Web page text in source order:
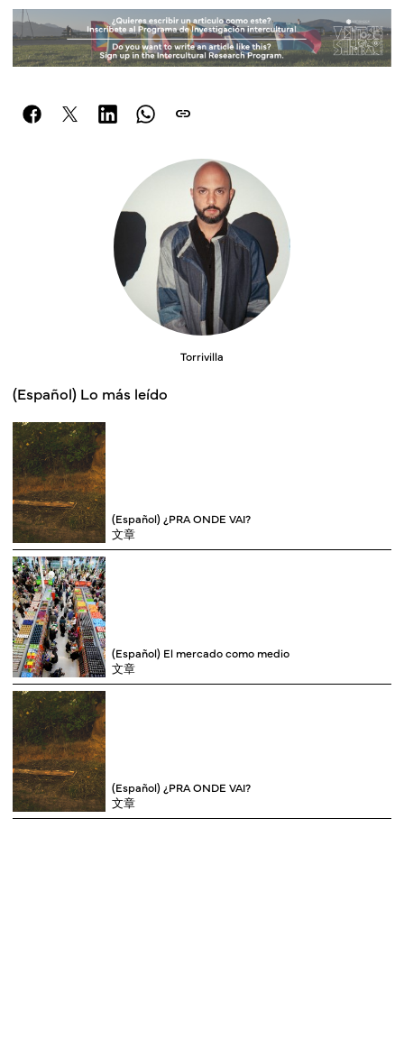
link
Torrivilla
(Español) Lo más leído
(Español) ¿PRA ONDE VAI?
文章
(Español) El mercado como medio
文章
(Español) ¿PRA ONDE VAI?
文章